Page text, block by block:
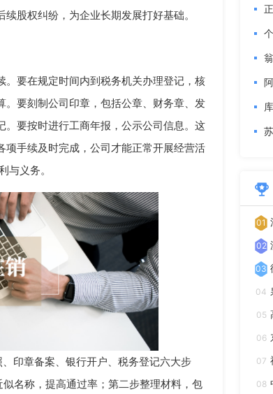
股权纠纷，为企业长期发展打好基础。
要在规定时间内到税务机关办理登记，核
要刻制公司印章，包括公章、财务章、发
要按时进行工商年报，公示公司信息。这
手续及时完成，公司才能正常开展经营活
与义务。
印章备案、银行开户、税务登记六大步
名称，提高通过率；第二步整理材料，包
01
02
03
04
05
06
07
08